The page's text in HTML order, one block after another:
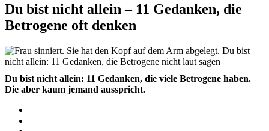
Du bist nicht allein – 11 Gedanken, die
Betrogene oft denken
Du bist nicht allein: 11 Gedanken, die viele Betrogene haben.
Die aber kaum jemand ausspricht.